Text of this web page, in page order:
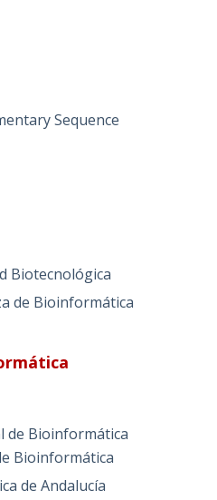
Sequence
Biotecnológica
de Bioinformática
Bioinformática
de Andalucía